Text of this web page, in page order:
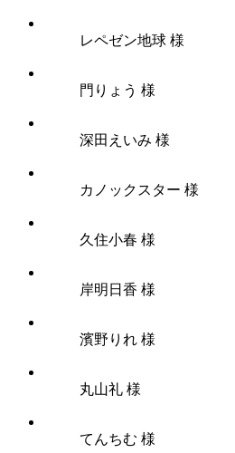
レペゼン地球 様
門りょう 様
深田えいみ 様
カノックスター 様
久住小春 様
岸明日香 様
濱野りれ 様
丸山礼 様
てんちむ 様